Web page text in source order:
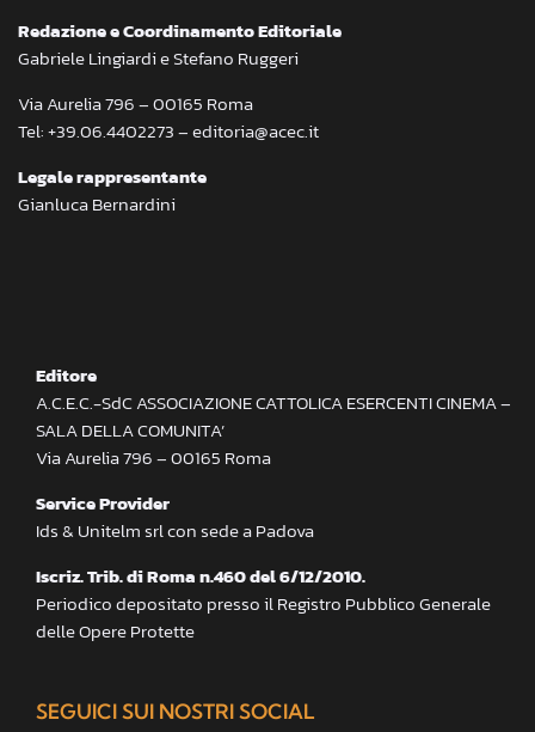
Redazione e Coordinamento Editoriale
Gabriele Lingiardi e Stefano Ruggeri
Via Aurelia 796 – 00165 Roma
Tel: +39.06.4402273 – editoria@acec.it
Legale rappresentante
Gianluca Bernardini
Editore
A.C.E.C.-SdC ASSOCIAZIONE CATTOLICA ESERCENTI CINEMA –
SALA DELLA COMUNITA’
Via Aurelia 796 – 00165 Roma
Service Provider
Ids & Unitelm srl con sede a Padova
Iscriz. Trib. di Roma n.460 del 6/12/2010.
Periodico depositato presso il Registro Pubblico Generale
delle Opere Protette
SEGUICI SUI NOSTRI SOCIAL